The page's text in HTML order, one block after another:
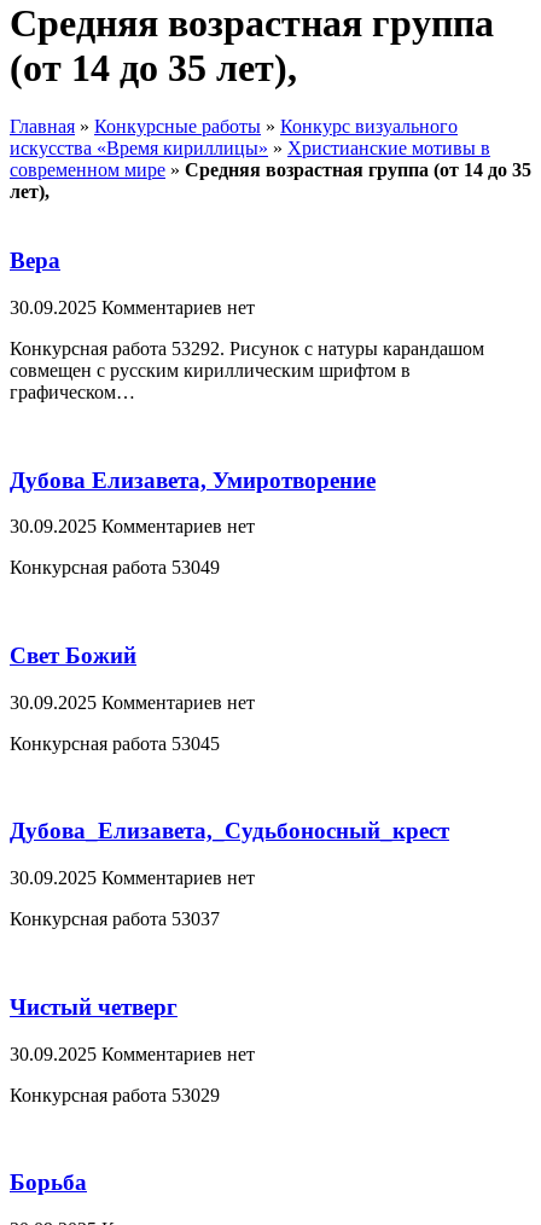
Средняя возрастная группа
(от 14 до 35 лет),
Главная » Конкурсные работы » Конкурс визуального
искусства «Время кириллицы» » Христианские мотивы в
современном мире » Средняя возрастная группа (от 14 до 35
лет),
Вера
30.09.2025 Комментариев нет
Конкурсная работа 53292. Рисунок с натуры карандашом
совмещен с русским кириллическим шрифтом в
графическом…
Дубова Елизавета, Умиротворение
30.09.2025 Комментариев нет
Конкурсная работа 53049
Свет Божий
30.09.2025 Комментариев нет
Конкурсная работа 53045
Дубова_Елизавета,_Судьбоносный_крест
30.09.2025 Комментариев нет
Конкурсная работа 53037
Чистый четверг
30.09.2025 Комментариев нет
Конкурсная работа 53029
Борьба